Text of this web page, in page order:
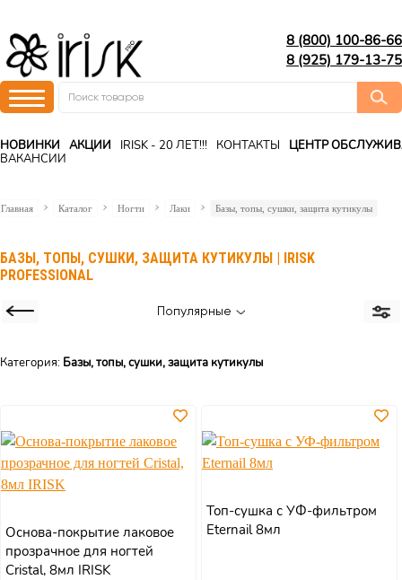
8 (800) 100-86-66
8 (925) 179-13-75
НОВИНКИ АКЦИИ IRISK - 20 ЛЕТ!!! КОНТАКТЫ
ЦЕНТР
ВАКАНСИИ
Главная Каталог Ногти Лаки Базы, топы, сушки, защита кутикулы
БАЗЫ, ТОПЫ, СУШКИ, ЗАЩИТА КУТИКУЛЫ | IRISK
PROFESSIONAL
Популярные
Категория: Базы, топы, сушки, защита кутикулы
Основа-покрытие лаковое
прозрачное для ногтей
Cristal, 8мл IRISK
Топ-сушка с УФ-фильтром
Eternail 8мл